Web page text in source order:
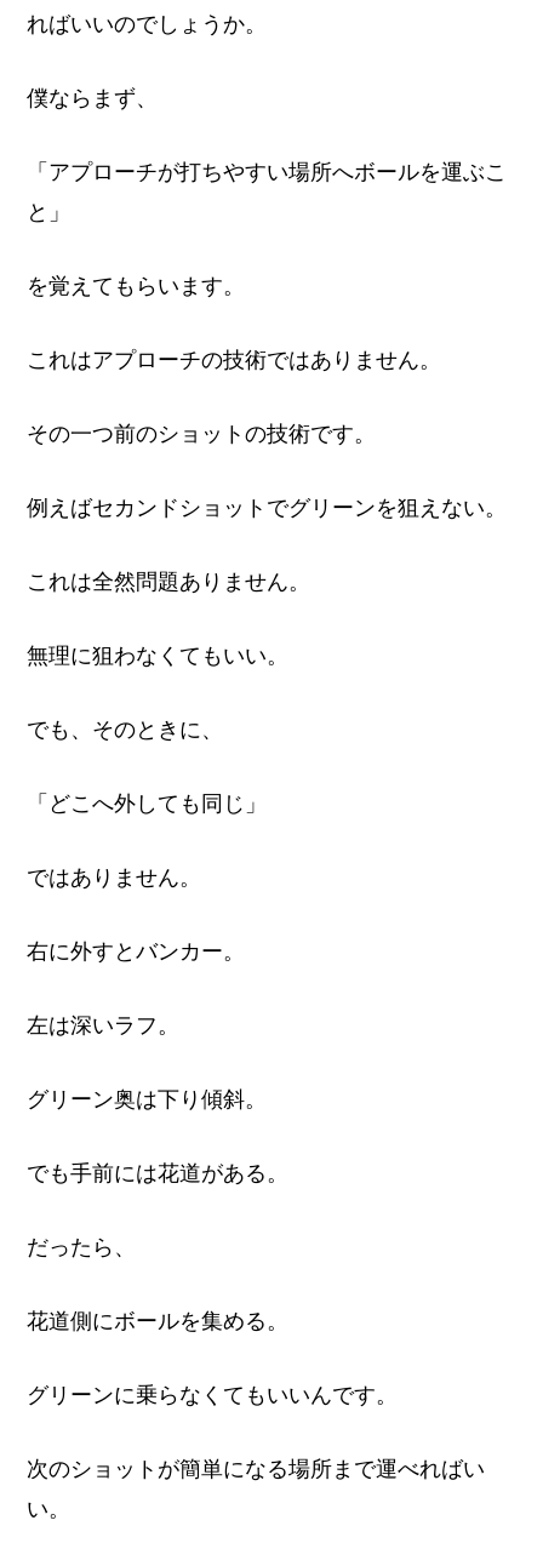
ればいいのでしょうか。
僕ならまず、
「アプローチが打ちやすい場所へボールを運ぶこ
と」
を覚えてもらいます。
これはアプローチの技術ではありません。
その一つ前のショットの技術です。
例えばセカンドショットでグリーンを狙えない。
これは全然問題ありません。
無理に狙わなくてもいい。
でも、そのときに、
「どこへ外しても同じ」
ではありません。
右に外すとバンカー。
左は深いラフ。
グリーン奥は下り傾斜。
でも手前には花道がある。
だったら、
花道側にボールを集める。
グリーンに乗らなくてもいいんです。
次のショットが簡単になる場所まで運べればい
い。